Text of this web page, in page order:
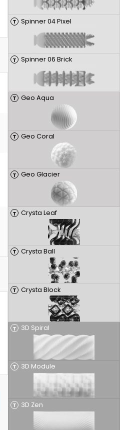
T Spinner 04 Pixel
T Spinner 06 Brick
T Geo Aqua
T Geo Coral
T Geo Glacier
T Crysta Leaf
T Crysta Ball
T Crysta Block
T 3D Spiral
T 3D Module
T 3D Zen